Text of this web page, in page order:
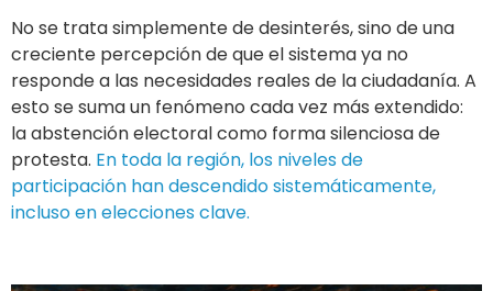
No se trata simplemente de desinterés, sino de una
creciente percepción de que el sistema ya no
responde a las necesidades reales de la ciudadanía. A
esto se suma un fenómeno cada vez más extendido:
la abstención electoral como forma silenciosa de
protesta. En toda la región, los niveles de
participación han descendido sistemáticamente,
incluso en elecciones clave.